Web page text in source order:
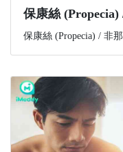
保康絲 (Propecia) / 非那